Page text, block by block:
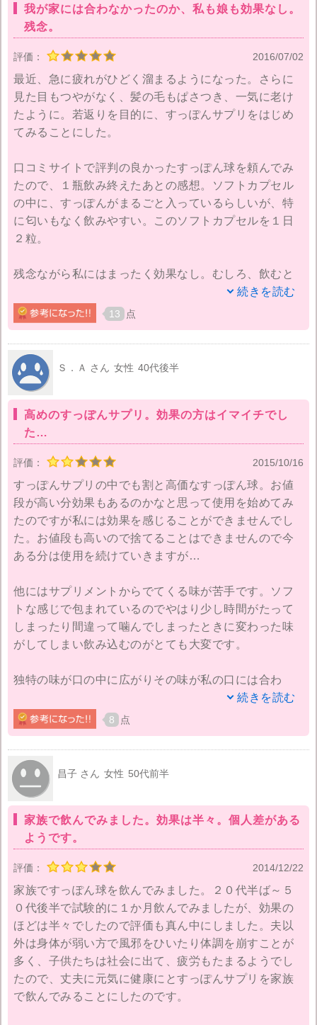
我が家には合わなかったのか、私も娘も効果なし。
残念。
評価： 2016/07/02
最近、急に疲れがひどく溜まるようになった。さらに
見た目もつやがなく、髪の毛もぱさつき、一気に老け
たように。若返りを目的に、すっぽんサプリをはじめ
てみることにした。
口コミサイトで評判の良かったすっぽん球を頼んでみ
たので、１瓶飲み終えたあとの感想。ソフトカプセル
の中に、すっぽんがまるごと入っているらしいが、特
に匂いもなく飲みやすい。このソフトカプセルを１日
２粒。
残念ながら私にはまったく効果なし。むしろ、飲むと
なぜかおなかがゆるくなり、毎度、飲んだ後１時間後
くらいにトイレに走るような状態。なので、途中から
私ではなく、いっしょに住んでいる娘が飲むことに。
が、娘も特に変化なし。
我が家には、すっぽん球がというより、すっぽんサプ
リ自体が合わないのかなと思った。なかなかいいお値
段だったので、効果がなく正直がっかり。今は、すっ
ぽんではない別のサプリをお試し中。こちらのほうが
続きを読む
13 点
Ｓ．Ａ さん 女性 40代後半
高めのすっぽんサプリ。効果の方はイマイチでし
た…
評価： 2015/10/16
すっぽんサプリの中でも割と高価なすっぽん球。お値
段が高い分効果もあるのかなと思って使用を始めてみ
たのですが私には効果を感じることができませんでし
た。お値段も高いので捨てることはできませんので今
ある分は使用を続けていきますが…
他にはサプリメントからでてくる味が苦手です。ソフ
トな感じで包まれているのでやはり少し時間がたって
しまったり間違って噛んでしまったときに変わった味
がしてしまい飲み込むのがとても大変です。
独特の味が口の中に広がりその味が私の口には合わ
ず…やはり飲んでいてつらいなと思うサプリメントは
続かないと思いますし、サプリメントにも自分に合う
合わないがあるのだなと感じました。すっぽん球は今
飲んでいるものがなくなり次第飲むのはやめようかな
と思っています。
お値段が高いだけに残念な気持ちになってしまいまし
た。お肌、髪などの美容面に少しでも効果があらわれ
てくれるととても嬉しかったですね。
続きを読む
8 点
昌子 さん 女性 50代前半
家族で飲んでみました。効果は半々。個人差がある
ようです。
評価： 2014/12/22
家族ですっぽん球を飲んでみました。２０代半ば～５
０代後半で試験的に１か月飲んでみましたが、効果の
ほどは半々でしたので評価も真ん中にしました。夫以
外は身体が弱い方で風邪をひいたり体調を崩すことが
多く、子供たちは社会に出て、疲労もたまるようでし
たので、丈夫に元気に健康にとすっぽんサプリを家族
で飲んでみることにしたのです。